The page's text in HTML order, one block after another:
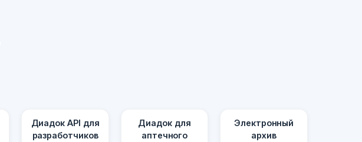
Диадок API для
разработчиков
Диадок для
аптечного
Электронный
архив